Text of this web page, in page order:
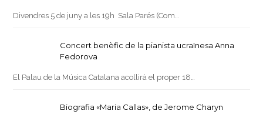
Divendres 5 de juny a les 19h Sala Parés (Com…
Concert benèfic de la pianista ucraïnesa Anna
Fedorova
El Palau de la Música Catalana acollirà el proper 18…
Biografia «Maria Callas», de Jerome Charyn